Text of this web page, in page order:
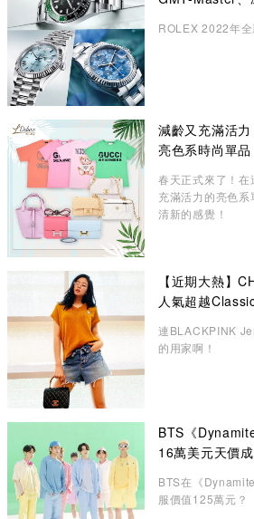
ROLEX 2022年全
減齡又充滿活
亮色系時尚單品
春天正式來了！在
充滿活力的亮色
清新的感覺！
【近期大熱】
人氣超越
連BLACKPINK
的用家啊！
BTS《
16萬美元天價
BTS在《
服價值125萬元？